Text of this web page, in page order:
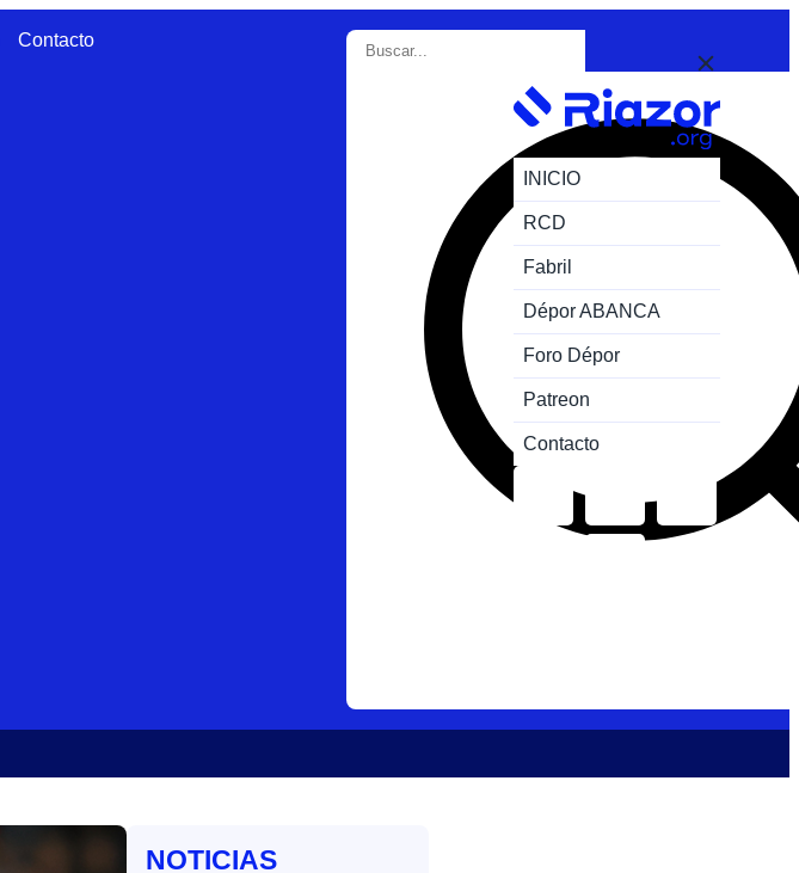
Contacto
INICIO
RCD
Fabril
Dépor ABANCA
Foro Dépor
Patreon
Contacto
NOTICIAS